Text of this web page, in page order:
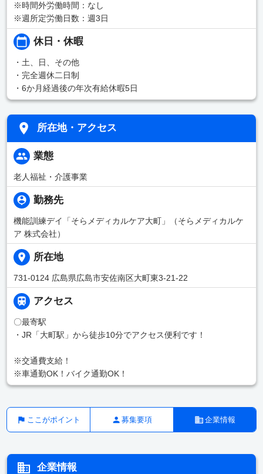
※時間外労働時間：なし
※週所定労働日数：週3日
休日・休暇
・土、日、その他
・完全週休二日制
・6か月経過後の年次有給休暇5日
所在地・アクセス
業態
老人福祉・介護事業
勤務先
機能訓練デイ「そらメディカルケア大町」（そらメディカルケ
ア 株式会社）
所在地
731-0124 広島県広島市安佐南区大町東3-21-22
アクセス
〇最寄駅
・JR「大町駅」から徒歩10分でアクセス便利です！
※交通費支給！
※車通勤OK！バイク通勤OK！
ここがポイント 募集要項 企業情報
企業情報